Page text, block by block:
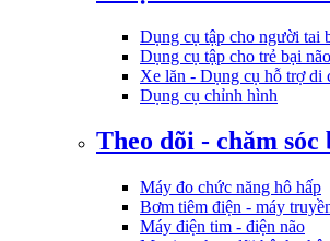
Dụng cụ tập cho người tai
Dụng cụ tập cho trẻ bại não
Xe lăn - Dụng cụ hỗ trợ di
Dụng cụ chỉnh hình
Theo dõi - chăm sóc
Máy đo chức năng hô hấp
Bơm tiêm điện - máy
Máy điện tim - điện não